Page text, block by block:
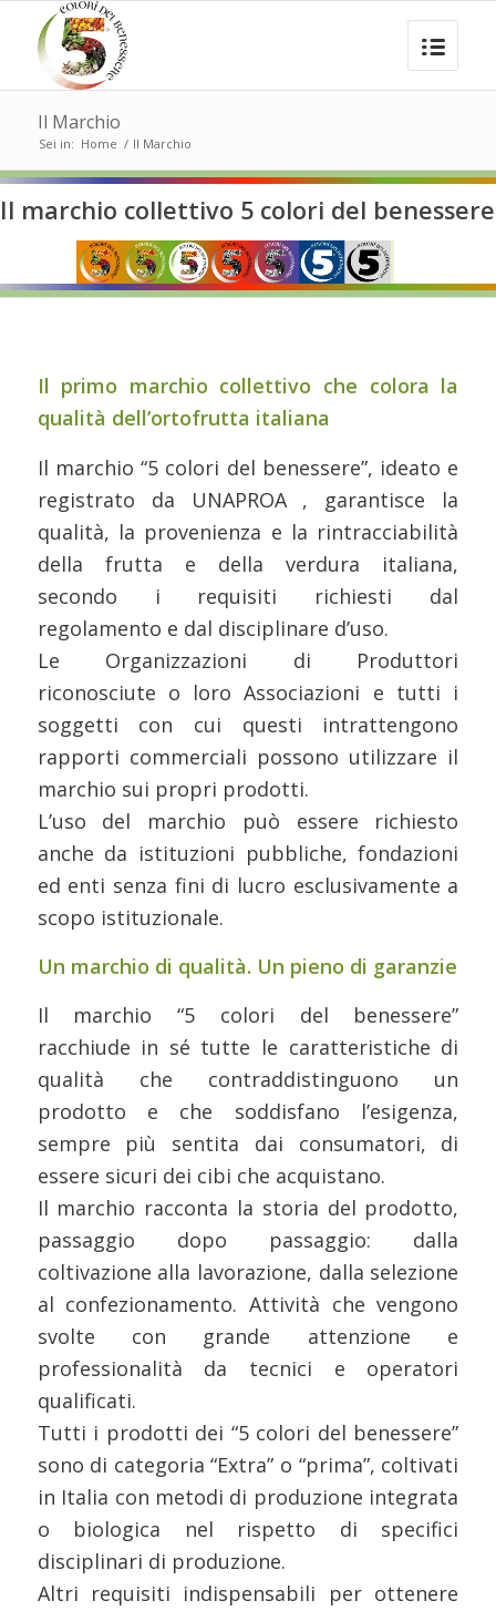
Il Marchio
Sei in: Home / Il Marchio
Il marchio collettivo 5 colori del benessere
Il primo marchio collettivo che colora la
qualità dell’ortofrutta italiana
Il marchio “5 colori del benessere”, ideato e
registrato da UNAPROA , garantisce la
qualità, la provenienza e la rintracciabilità
della frutta e della verdura italiana,
secondo i requisiti richiesti dal
regolamento e dal disciplinare d’uso.
Le Organizzazioni di Produttori
riconosciute o loro Associazioni e tutti i
soggetti con cui questi intrattengono
rapporti commerciali possono utilizzare il
marchio sui propri prodotti.
L’uso del marchio può essere richiesto
anche da istituzioni pubbliche, fondazioni
ed enti senza fini di lucro esclusivamente a
scopo istituzionale.
Un marchio di qualità. Un pieno di garanzie
Il marchio “5 colori del benessere”
racchiude in sé tutte le caratteristiche di
qualità che contraddistinguono un
prodotto e che soddisfano l’esigenza,
sempre più sentita dai consumatori, di
essere sicuri dei cibi che acquistano.
Il marchio racconta la storia del prodotto,
passaggio dopo passaggio: dalla
coltivazione alla lavorazione, dalla selezione
al confezionamento. Attività che vengono
svolte con grande attenzione e
professionalità da tecnici e operatori
qualificati.
Tutti i prodotti dei “5 colori del benessere”
sono di categoria “Extra” o “prima”, coltivati
in Italia con metodi di produzione integrata
o biologica nel rispetto di specifici
disciplinari di produzione.
Altri requisiti indispensabili per ottenere